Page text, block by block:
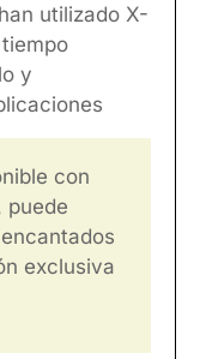
utilizado X-
y
con
puede
exclusiva